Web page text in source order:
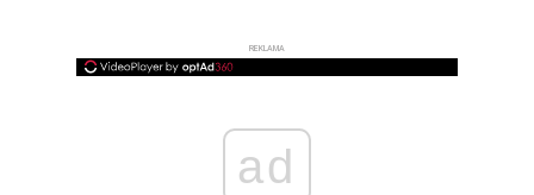
REKLAMA
ad